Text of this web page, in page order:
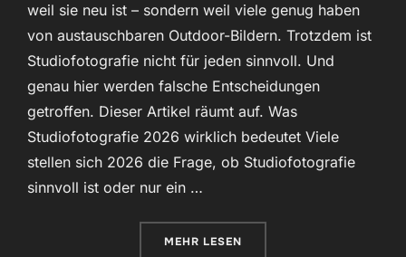
weil sie neu ist – sondern weil viele genug haben
von austauschbaren Outdoor-Bildern. Trotzdem ist
Studiofotografie nicht für jeden sinnvoll. Und
genau hier werden falsche Entscheidungen
getroffen. Dieser Artikel räumt auf. Was
Studiofotografie 2026 wirklich bedeutet Viele
stellen sich 2026 die Frage, ob Studiofotografie
sinnvoll ist oder nur ein …
MEHR ÜBER „STUDIOFOTOGRAFIE
LESEN